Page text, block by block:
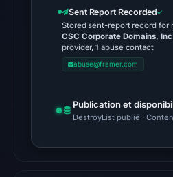
7,
2026
at
06:20
UTC.
same
provides
Sent Report Recorded
Stored sent-report record for
CSC Corporate Domains,
provider, 1 abuse contact
abuse@framer.com
Publication et
DestroyList publié ·